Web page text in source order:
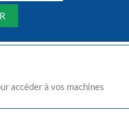
accéder à vos machines